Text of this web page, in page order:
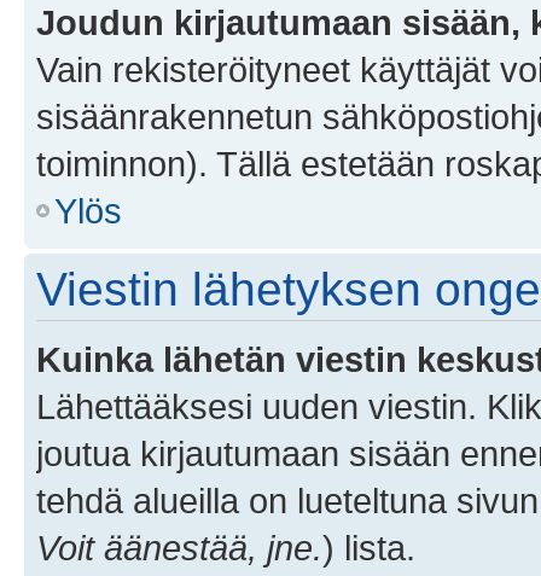
Joudun kirjautumaan sisään,
Vain rekisteröityneet käyttäjät
sisäänrakennetun
toiminnon). Tällä estetään
Ylös
Viestin lähetyksen
Kuinka lähetän viestin
Lähettääksesi uuden viestin.
joutua kirjautumaan sisään
tehdä alueilla on lueteltuna
Voit äänestää, jne.) lista.